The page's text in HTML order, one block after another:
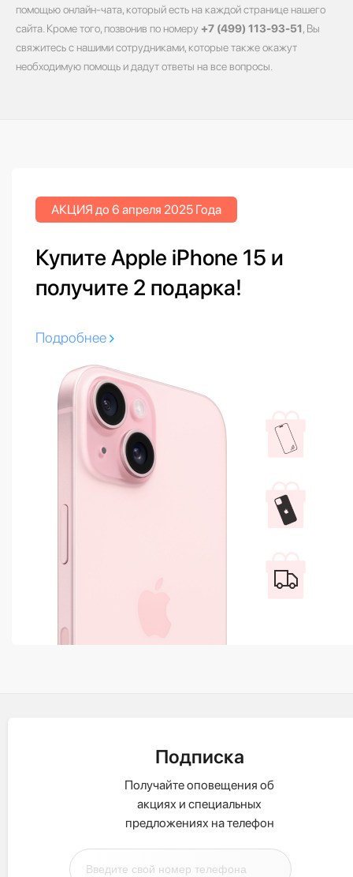
помощью онлайн-чата, который есть на каждой странице нашего
сайта. Кроме того, позвонив по номеру +7 (499) 113-93-51, Вы
свяжитесь с нашими сотрудниками, которые также окажут
необходимую помощь и дадут ответы на все вопросы.
АКЦИЯ до 6 апреля 2025 Года
Купите Apple iPhone 15 и
получите 2 подарка!
Подробнее
Подписка
Получайте оповещения об
акциях и специальных
предложениях на телефон